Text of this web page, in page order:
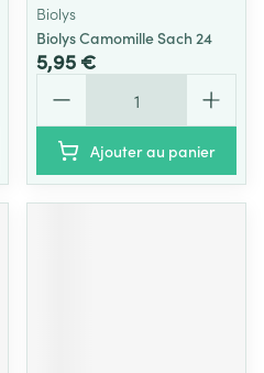
Biolys
Biolys Camomille Sach 24
5,95 €
Ajouter au panier